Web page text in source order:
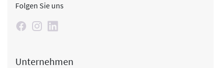
Folgen Sie uns
Unternehmen